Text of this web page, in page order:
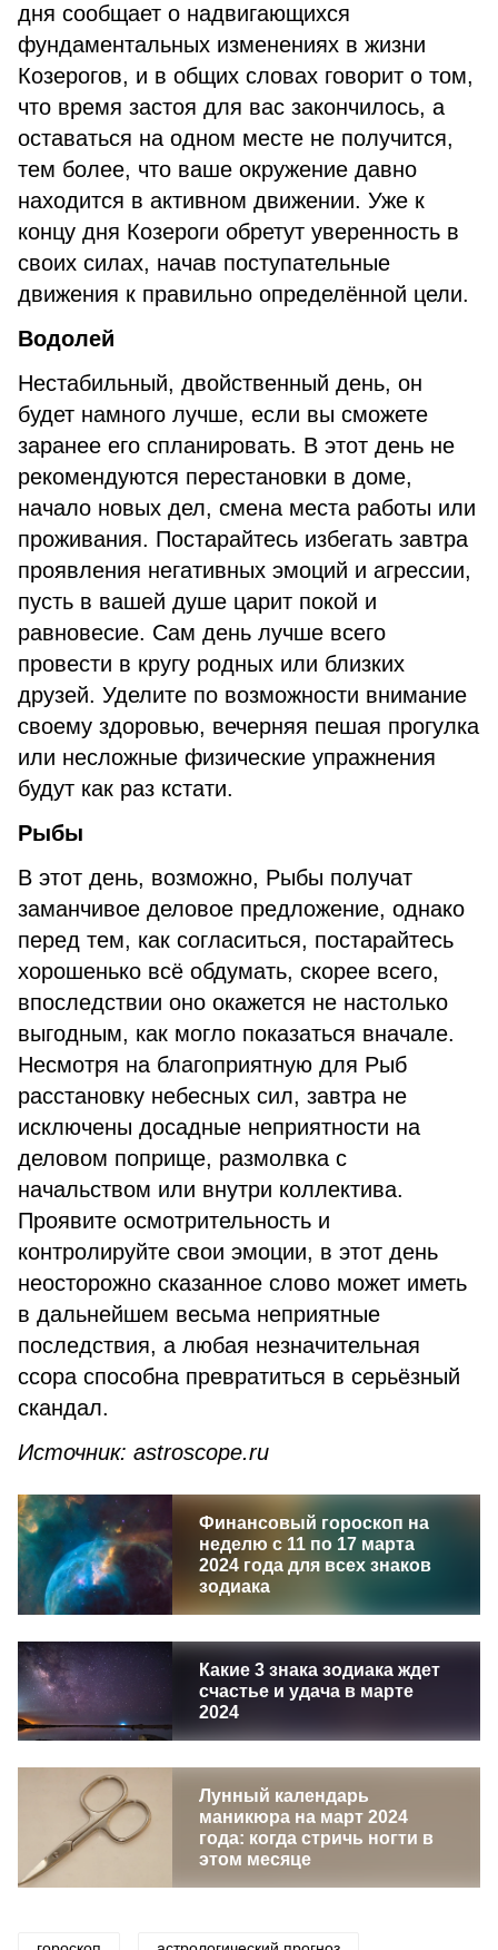
дня сообщает о надвигающихся
фундаментальных изменениях в жизни
Козерогов, и в общих словах говорит о том,
что время застоя для вас закончилось, а
оставаться на одном месте не получится,
тем более, что ваше окружение давно
находится в активном движении. Уже к
концу дня Козероги обретут уверенность в
своих силах, начав поступательные
движения к правильно определённой цели.
Водолей
Нестабильный, двойственный день, он
будет намного лучше, если вы сможете
заранее его спланировать. В этот день не
рекомендуются перестановки в доме,
начало новых дел, смена места работы или
проживания. Постарайтесь избегать завтра
проявления негативных эмоций и агрессии,
пусть в вашей душе царит покой и
равновесие. Сам день лучше всего
провести в кругу родных или близких
друзей. Уделите по возможности внимание
своему здоровью, вечерняя пешая прогулка
или несложные физические упражнения
будут как раз кстати.
Рыбы
В этот день, возможно, Рыбы получат
заманчивое деловое предложение, однако
перед тем, как согласиться, постарайтесь
хорошенько всё обдумать, скорее всего,
впоследствии оно окажется не настолько
выгодным, как могло показаться вначале.
Несмотря на благоприятную для Рыб
расстановку небесных сил, завтра не
исключены досадные неприятности на
деловом поприще, размолвка с
начальством или внутри коллектива.
Проявите осмотрительность и
контролируйте свои эмоции, в этот день
неосторожно сказанное слово может иметь
в дальнейшем весьма неприятные
последствия, а любая незначительная
ссора способна превратиться в серьёзный
скандал.
Источник: astroscope.ru
Финансовый гороскоп на
неделю с 11 по 17 марта
2024 года для всех знаков
зодиака
Какие 3 знака зодиака ждет
счастье и удача в марте
2024
Лунный календарь
маникюра на март 2024
года: когда стричь ногти в
этом месяце